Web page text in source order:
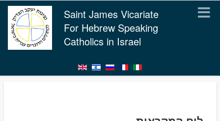
Saint James Vicariate
For Hebrew Speaking
Catholics in Israel